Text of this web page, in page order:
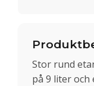
Stor rund
på 9 liter och